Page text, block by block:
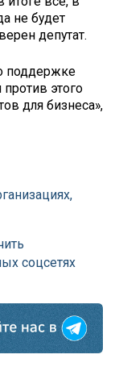
не будет
депутат.
поддержке
этого
для бизнеса»,
соцсетях